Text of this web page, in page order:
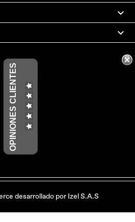


OPINIONES CLIENTES
desarrollado por Izel S.A.S